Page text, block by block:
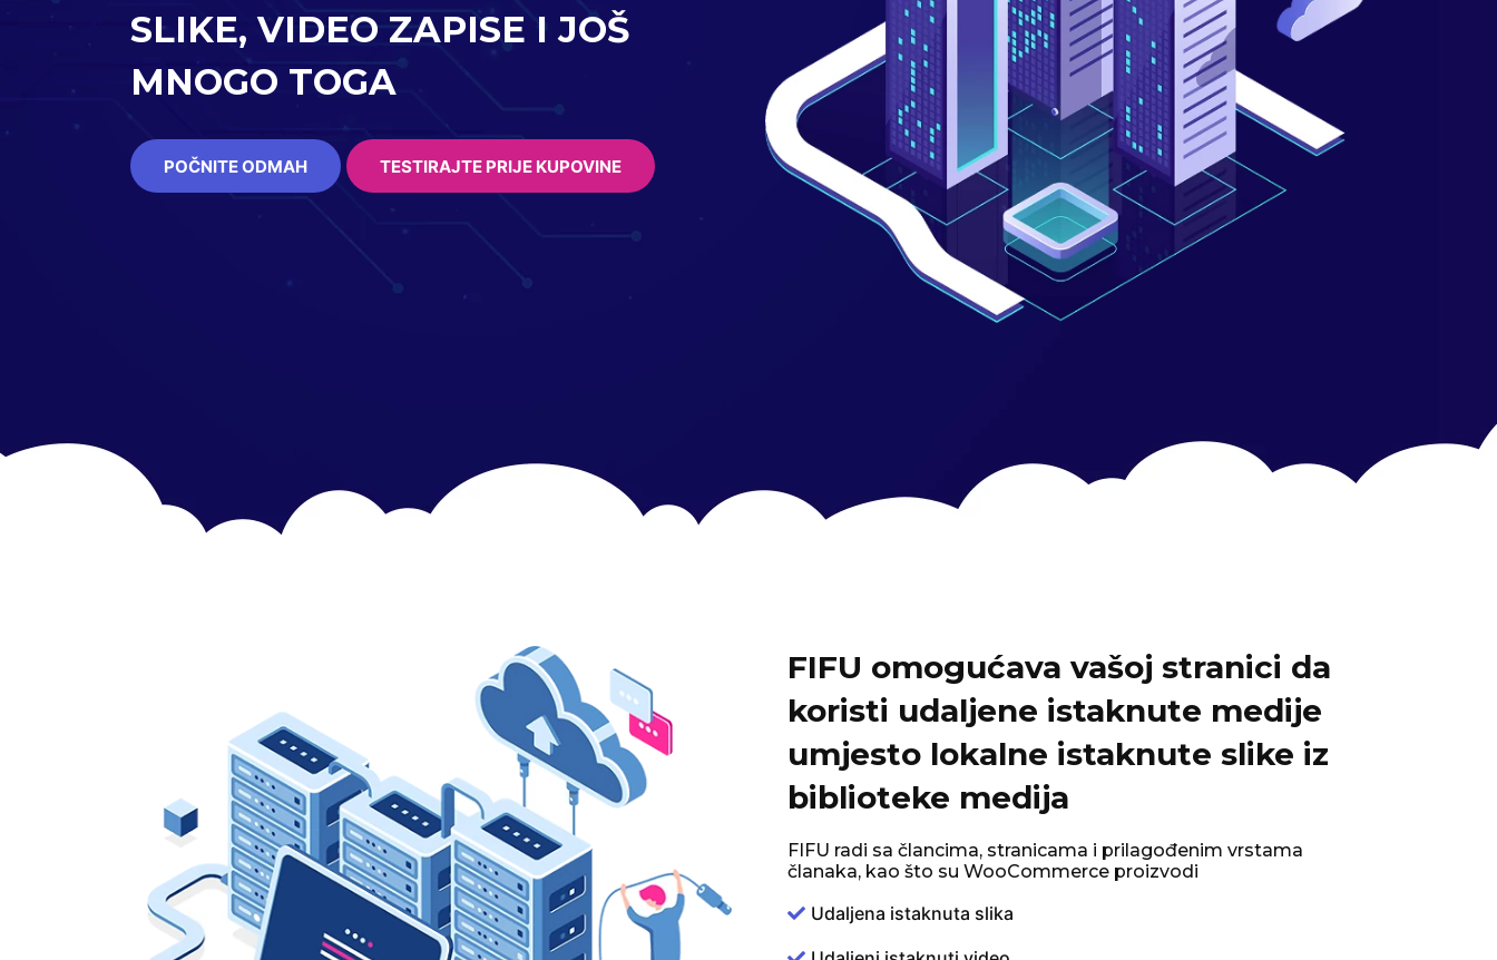
SLIKE, VIDEO ZAPISE I JOŠ
MNOGO TOGA
POČNITE ODMAH TESTIRAJTE PRIJE KUPOVINE
FIFU omogućava vašoj stranici da
koristi udaljene istaknute medije
umjesto lokalne istaknute slike iz
biblioteke medija
FIFU radi sa člancima, stranicama i prilagođenim vrstama
članaka, kao što su WooCommerce proizvodi
Udaljena istaknuta slika